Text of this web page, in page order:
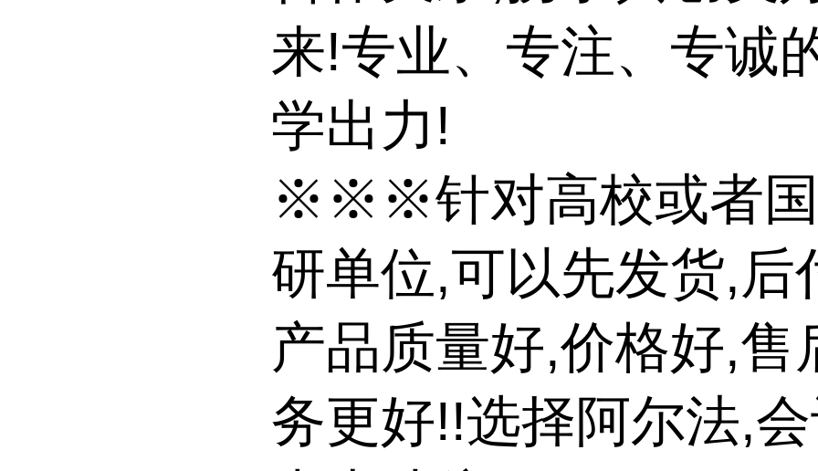
来!专业、专注、专诚
学出力!
※※※针对高校或者
研单位,可以先发货,后
产品质量好,价格好,售
务更好!!选择阿尔法,